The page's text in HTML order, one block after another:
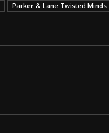
Parker & Lane Twisted